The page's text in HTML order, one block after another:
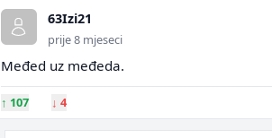
63Izi21
prije 8 mjeseci
Međed uz međeda.
↑ 107 ↓ 4